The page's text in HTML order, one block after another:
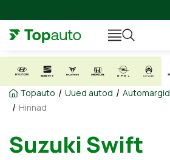
Topauto / Uued autod / Automargid
/ Hinnad
Suzuki Swift